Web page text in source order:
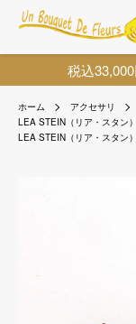
税込
ホーム アクセサリ
LEA STEIN（リア・スタン）
LEA STEIN（リア・スタン）